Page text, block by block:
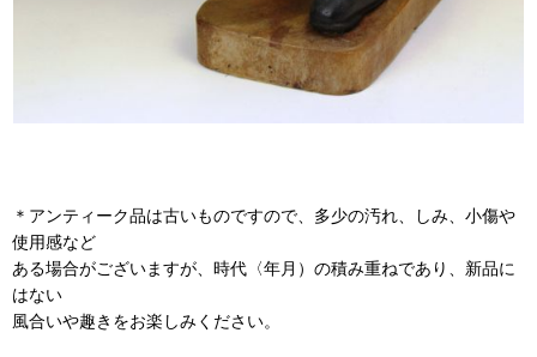
＊アンティーク品は古いものですので、多少の汚れ、しみ、小傷や
使用感など
ある場合がございますが、時代〈年月）の積み重ねであり、新品に
はない
風合いや趣きをお楽しみください。